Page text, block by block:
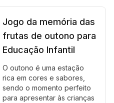
Jogo da memória das
frutas de outono para
Educação Infantil
O outono é uma estação
rica em cores e sabores,
sendo o momento perfeito
para apresentar às crianças